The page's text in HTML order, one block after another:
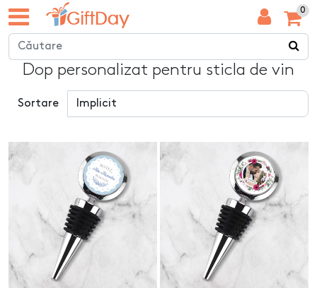
0
Dop personalizat pentru sticla de vin
Sortare